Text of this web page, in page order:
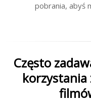
pobrania, abyś
Często
korzystania